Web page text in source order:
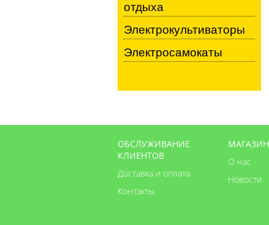
отдыха
Электрокультиваторы
Электросамокаты
ОБСЛУЖИВАНИЕ
КЛИЕНТОВ
Доставка и оплата
Контакты
МАГАЗИН
О нас
Новости